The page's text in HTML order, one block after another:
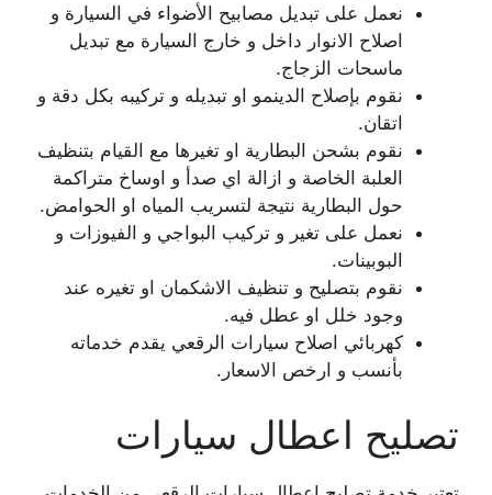
نعمل على تبديل مصابيح الأضواء في السيارة و
اصلاح الانوار داخل و خارج السيارة مع تبديل
ماسحات الزجاج.
نقوم بإصلاح الدينمو او تبديله و تركيبه بكل دقة و
اتقان.
نقوم بشحن البطارية او تغيرها مع القيام بتنظيف
العلبة الخاصة و ازالة اي صدأ و اوساخ متراكمة
حول البطارية نتيجة لتسريب المياه او الحوامض.
نعمل على تغير و تركيب البواجي و الفيوزات و
البوبينات.
نقوم بتصليح و تنظيف الاشكمان او تغيره عند
وجود خلل او عطل فيه.
كهربائي اصلاح سيارات الرقعي يقدم خدماته
بأنسب و ارخص الاسعار.
تصليح اعطال سيارات